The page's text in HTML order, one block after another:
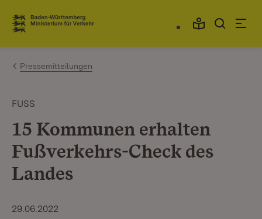
Zum Inhalt springen
Link zur Startseite
Pressemitteilungen
FUSS
15 Kommunen erhalten
Fußverkehrs-Check des
Landes
29.06.2022